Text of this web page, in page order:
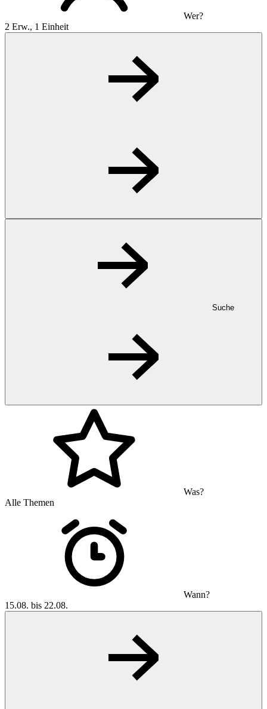
Wer?
2 Erw., 1 Einheit
Suche
Was?
Alle Themen
Wann?
15.08. bis 22.08.